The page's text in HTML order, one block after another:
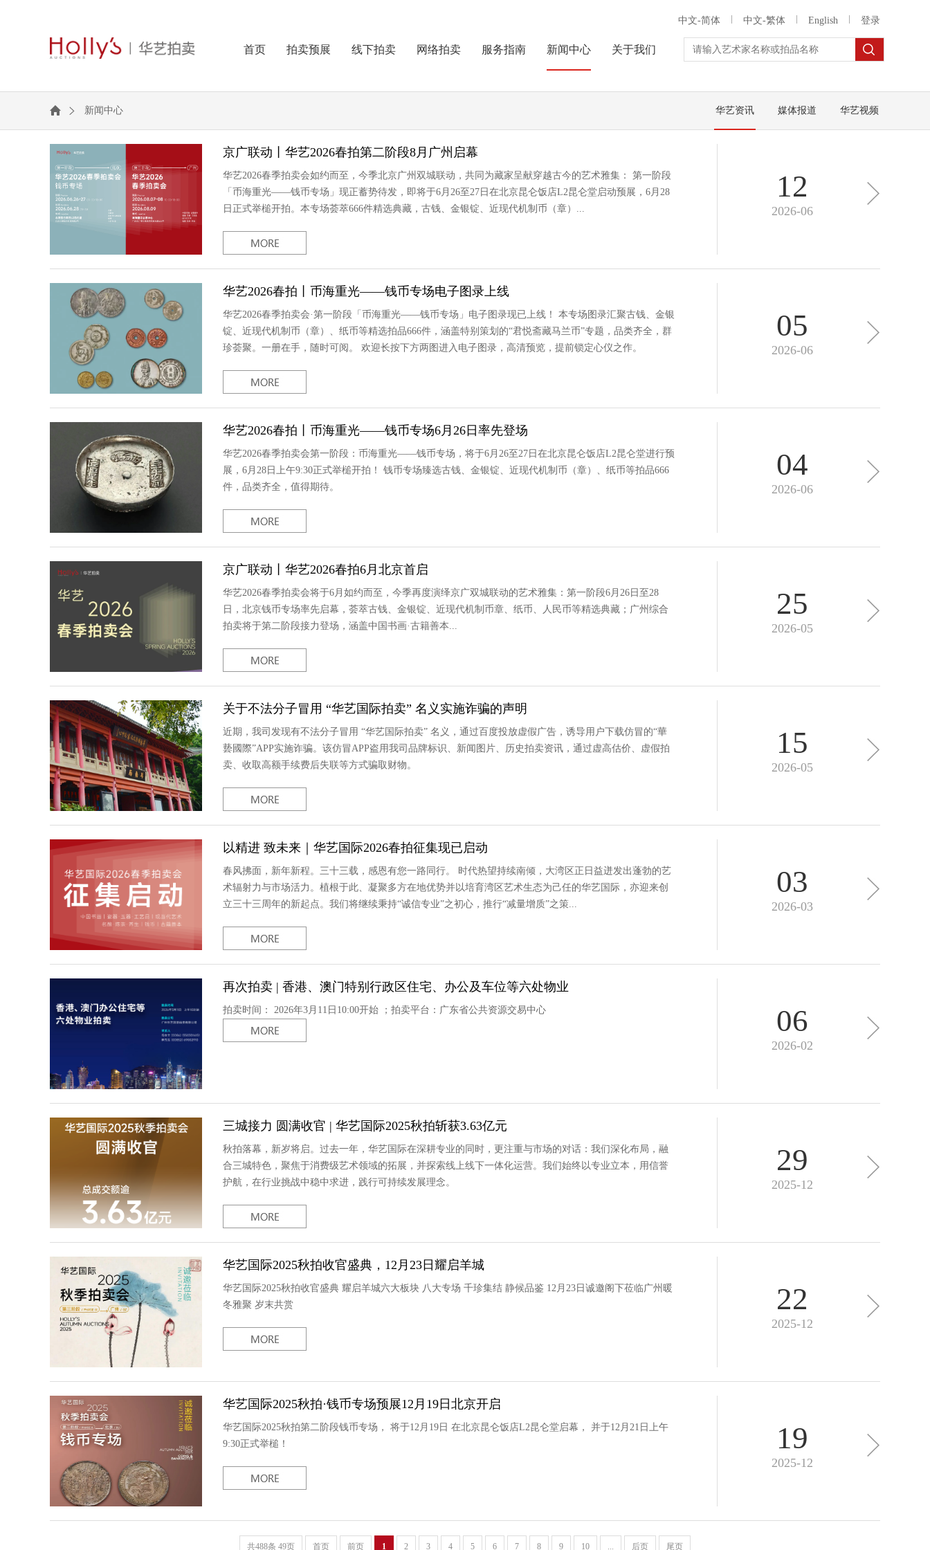
中文-简体 中文-繁体 English 登录
首页 拍卖预展 线下拍卖 网络拍卖 服务指南 新闻中心 关于我们
华艺资讯 媒体报道 华艺视频
新闻中心
京广联动丨华艺2026春拍第二阶段8月广州启幕
华艺2026春季拍卖会如约而至，今季北京广州双城联动，共同为藏家呈献穿越古今的艺术雅集： 第一阶段
「币海重光——钱币专场」现正蓄势待发，即将于6月26至27日在北京昆仑饭店L2昆仑堂启动预展，6月28
日正式举槌开拍。本专场荟萃666件精选典藏，古钱、金银锭、近现代机制币（章）...
12
2026-06
华艺2026春拍丨币海重光——钱币专场电子图录上线
华艺2026春季拍卖会·第一阶段「币海重光——钱币专场」电子图录现已上线！ 本专场图录汇聚古钱、金银
锭、近现代机制币（章）、纸币等精选拍品666件，涵盖特别策划的“君悦斋藏马兰币”专题，品类齐全，群
珍荟聚。一册在手，随时可阅。 欢迎长按下方两图进入电子图录，高清预览，提前锁定心仪之作。
05
2026-06
华艺2026春拍丨币海重光——钱币专场6月26日率先登场
华艺2026春季拍卖会第一阶段：币海重光——钱币专场，将于6月26至27日在北京昆仑饭店L2昆仑堂进行预
展，6月28日上午9:30正式举槌开拍！ 钱币专场臻选古钱、金银锭、近现代机制币（章）、纸币等拍品666
件，品类齐全，值得期待。
04
2026-06
京广联动丨华艺2026春拍6月北京首启
华艺2026春季拍卖会将于6月如约而至，今季再度演绎京广双城联动的艺术雅集：第一阶段6月26日至28
日，北京钱币专场率先启幕，荟萃古钱、金银锭、近现代机制币章、纸币、人民币等精选典藏；广州综合
拍卖将于第二阶段接力登场，涵盖中国书画·古籍善本...
25
2026-05
关于不法分子冒用 “华艺国际拍卖” 名义实施诈骗的声明
近期，我司发现有不法分子冒用 “华艺国际拍卖” 名义，通过百度投放虚假广告，诱导用户下载仿冒的“華
兿‌國際”APP实施诈骗。该仿冒APP盗用我司品牌标识、新闻图片、历史拍卖资讯，通过虚高估价、虚假拍
卖、收取高额手续费后失联等方式骗取财物。
15
2026-05
以精进 致未来｜华艺国际2026春拍征集现已启动
春风拂面，新年新程。三十三载，感恩有您一路同行。 时代热望持续南倾，大湾区正日益迸发出蓬勃的艺
术辐射力与市场活力。植根于此、凝聚多方在地优势并以培育湾区艺术生态为己任的华艺国际，亦迎来创
立三十三周年的新起点。我们将继续秉持“诚信专业”之初心，推行“减量增质”之策...
03
2026-03
再次拍卖 | 香港、澳门特别行政区住宅、办公及车位等六处物业
拍卖时间： 2026年3月11日10:00开始 ；拍卖平台：广东省公共资源交易中心 06
2026-02
三城接力 圆满收官 | 华艺国际2025秋拍斩获3.63亿元
秋拍落幕，新岁将启。过去一年，华艺国际在深耕专业的同时，更注重与市场的对话：我们深化布局，融
合三城特色，聚焦于消费级艺术领域的拓展，并探索线上线下一体化运营。我们始终以专业立本，用信誉
护航，在行业挑战中稳中求进，践行可持续发展理念。
29
2025-12
华艺国际2025秋拍收官盛典，12月23日耀启羊城
华艺国际2025秋拍收官盛典 耀启羊城六大板块 八大专场 千珍集结 静候品鉴 12月23日诚邀阁下莅临广州暖
冬雅聚 岁末共赏
22
2025-12
华艺国际2025秋拍·钱币专场预展12月19日北京开启
华艺国际2025秋拍第二阶段钱币专场， 将于12月19日 在北京昆仑饭店L2昆仑堂启幕， 并于12月21日上午
9:30正式举槌！
19
2025-12
共488条 49页 首页 前页 1 2 3 4 5 6 7 8 9 10 ... 后页 尾页